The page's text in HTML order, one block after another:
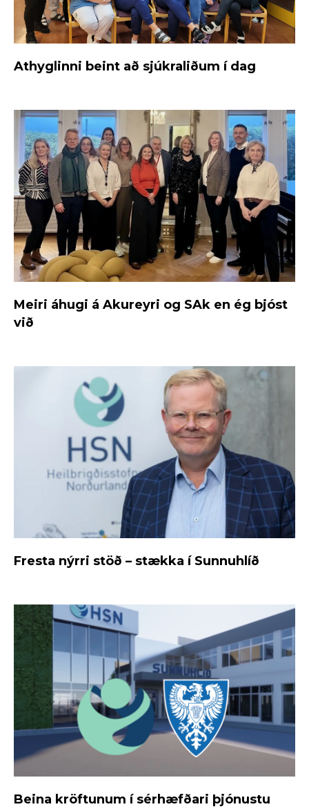
Athyglinni beint að sjúkraliðum í dag
Meiri áhugi á Akureyri og SAk en ég bjóst
við
Fresta nýrri stöð – stækka í Sunnuhlíð
Beina kröftunum í sérhæfðari þjónustu